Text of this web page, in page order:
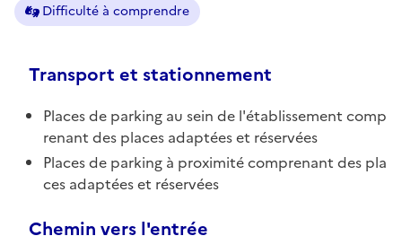
Difficulté à comprendre
Transport et stationnement
Places de parking au sein de l'établissement comp
renant des places adaptées et réservées
Places de parking à proximité comprenant des pla
ces adaptées et réservées
Chemin vers l'entrée